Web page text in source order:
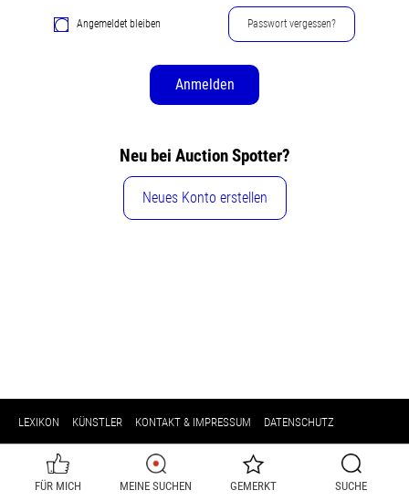
Angemeldet bleiben Passwort vergessen?
Anmelden
Neu bei Auction Spotter?
Neues Konto erstellen
LEXIKON KÜNSTLER KONTAKT & IMPRESSUM DATENSCHUTZ
FÜR MICH MEINE SUCHEN GEMERKT SUCHE